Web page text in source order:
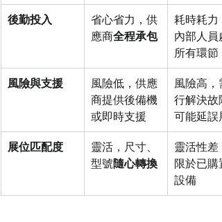
後勤投入
省心省力，供
應商全程承包
耗時耗力
內部人員
所有環節
風險與支援
風險低，供應
商提供後備機
或即時支援
風險高，
行解決故
可能延誤
展位匹配度
靈活，尺寸、
型號隨心轉換
靈活性差
限於已購
設備